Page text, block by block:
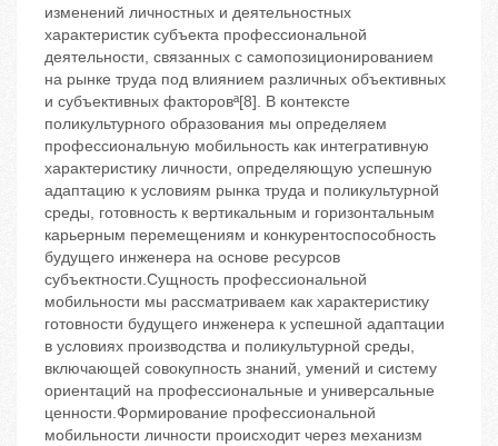
изменений личностных и деятельностных
характеристик субъекта профессиональной
деятельности, связанных с самопозиционированием
на рынке труда под влиянием различных объективных
и субъективных факторовª[8]. В контексте
поликультурного образования мы определяем
профессиональную мобильность как интегративную
характеристику личности, определяющую успешную
адаптацию к условиям рынка труда и поликультурной
среды, готовность к вертикальным и горизонтальным
карьерным перемещениям и конкурентоспособность
будущего инженера на основе ресурсов
субъектности.Сущность профессиональной
мобильности мы рассматриваем как характеристику
готовности будущего инженера к успешной адаптации
в условиях производства и поликультурной среды,
включающей совокупность знаний, умений и систему
ориентаций на профессиональные и универсальные
ценности.Формирование профессиональной
мобильности личности происходит через механизм